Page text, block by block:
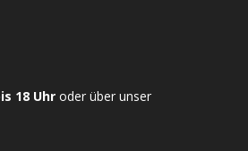
18 Uhroder über unser